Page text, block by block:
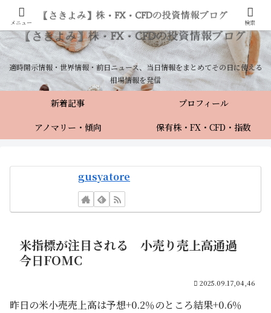
適時開示情報・世界情報・前日ニュース、当日情報をまとめてその日に使える
相場情報を発信
新着記事
プロフィール
アノマリー・傾向
保有株・FX・CFD・指数
gusyatore
米指標が注目される 小売り売上高通過
今日FOMC
2025.09.17,04,46
昨日の米小売売上高は予想+0.2％のところ結果+0.6％
メニュー 検索